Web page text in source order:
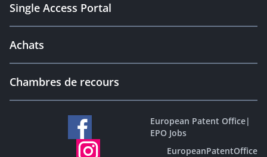
Single Access Portal
Achats
Chambres de recours
European Patent Office|
EPO Jobs
EuropeanPatentOffice